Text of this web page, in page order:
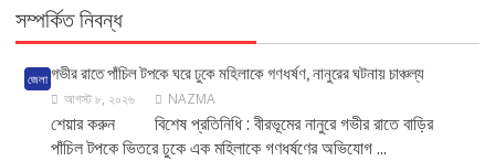
সম্পর্কিত নিবন্ধ
জেলা গভীর রাতে পাঁচিল টপকে ঘরে ঢুকে মহিলাকে গণধর্ষণ, নানুরের ঘটনায় চাঞ্চল্য
আগস্ট ৮, ২০২৬ NAZMA
শেয়ার করুন বিশেষ প্রতিনিধি : বীরভূমের নানুরে গভীর রাতে বাড়ির
পাঁচিল টপকে ভিতরে ঢুকে এক মহিলাকে গণধর্ষণের অভিযোগ ...